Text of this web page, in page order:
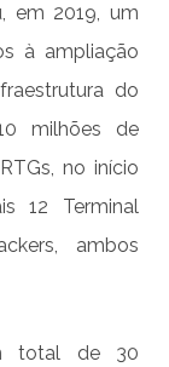
em 2019, um
à ampliação
do
milhões de
no início
12 Terminal
ambos
total de 30